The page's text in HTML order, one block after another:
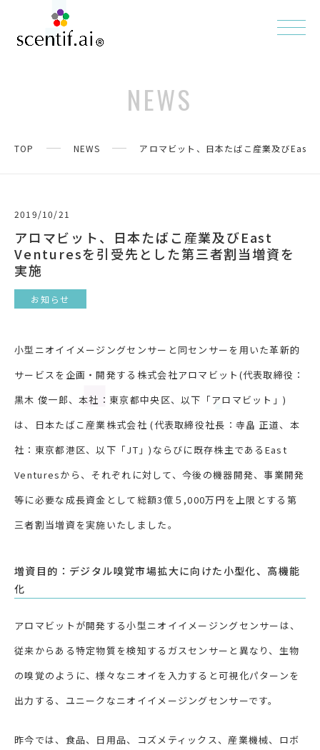
NEWS
TOP NEWS アロマビット、日本たばこ産業及びEast
2019/10/21
アロマビット、日本たばこ産業及びEast
Venturesを引受先とした第三者割当増資を
実施
お知らせ
小型ニオイイメージングセンサーと同センサーを用いた革新的
サービスを企画・開発する株式会社アロマビット(代表取締役：
黒木 俊一郎、本社：東京都中央区、以下「アロマビット」)
は、日本たばこ産業株式会社 (代表取締役社長：寺畠 正道、本
社：東京都港区、以下「JT」)ならびに既存株主であるEast
Venturesから、それぞれに対して、今後の機器開発、事業開発
等に必要な成長資金として総額3億５,000万円を上限とする第
三者割当増資を実施いたしました。
増資目的：デジタル嗅覚市場拡大に向けた小型化、高機能
化
アロマビットが開発する小型ニオイイメージングセンサーは、
従来からある特定物質を検知するガスセンサーと異なり、生物
の嗅覚のように、様々なニオイを入力すると可視化パターンを
出力する、ユニークなニオイイメージングセンサーです。
昨今では、食品、日用品、コズメティックス、産業機械、ロボ